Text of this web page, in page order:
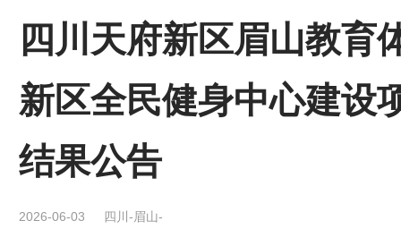
询价采购
谈判采购
四川天府新区眉山教育
新区全民健身中心建设
结果公告
2026-06-03 四川-眉山-